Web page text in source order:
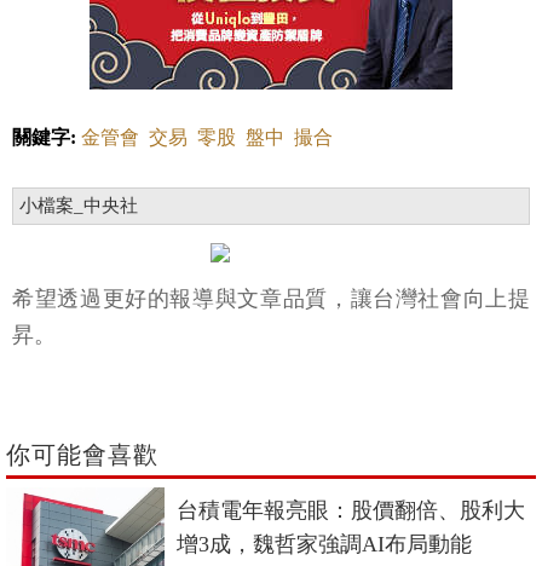
關鍵字: 金管會 交易 零股 盤中 撮合
小檔案_中央社
希望透過更好的報導與文章品質，讓台灣社會向上提
昇。
你可能會喜歡
台積電年報亮眼：股價翻倍、股利大
增3成，魏哲家強調AI布局動能